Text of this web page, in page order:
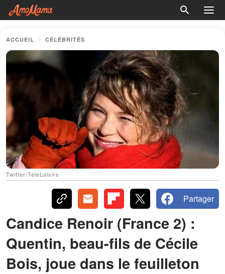
ACCUEIL CÉLÉBRITÉS
Twitter/TeleLoisirs
Partager
Candice Renoir (France 2) :
Quentin, beau-fils de Cécile
Bois, joue dans le feuilleton